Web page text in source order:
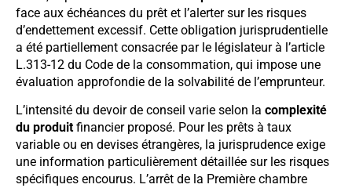
face aux échéances du prêt et l’alerter sur les risques
d’endettement excessif. Cette obligation jurisprudentielle
a été partiellement consacrée par le législateur à l’article
L.313-12 du Code de la consommation, qui impose une
évaluation approfondie de la solvabilité de l’emprunteur.
L’intensité du devoir de conseil varie selon la complexité
du produit financier proposé. Pour les prêts à taux
variable ou en devises étrangères, la jurisprudence exige
une information particulièrement détaillée sur les risques
spécifiques encourus. L’arrêt de la Première chambre